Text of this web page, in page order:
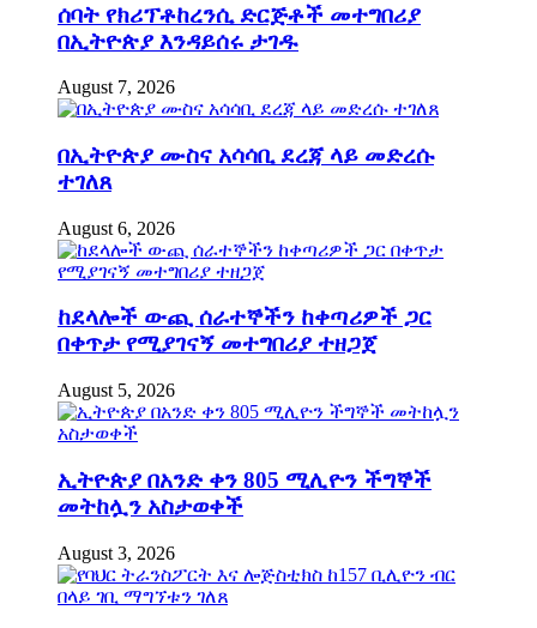
ሰባት የክሪፕቶከረንሲ ድርጅቶች መተግበሪያ
በኢትዮጵያ እንዳይሰሩ ታገዱ
August 7, 2026
በኢትዮጵያ ሙስና አሳሳቢ ደረጃ ላይ መድረሱ
ተገለጸ
August 6, 2026
ከደላሎች ውጪ ሰራተኞችን ከቀጣሪዎች ጋር
በቀጥታ የሚያገናኝ መተግበሪያ ተዘጋጀ
August 5, 2026
ኢትዮጵያ በአንድ ቀን 805 ሚሊዮን ችግኞች
መትከሏን አስታወቀች
August 3, 2026